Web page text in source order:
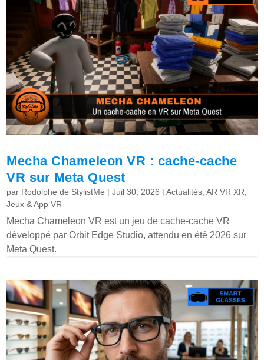
Mecha Chameleon VR : cache-cache
VR sur Meta Quest
par Rodolphe de StylistMe |Juil 30, 2026 |Actualités ,AR VR XR
Jeux & App VR
Mecha Chameleon VR est un jeu de cache-cache VR
développé par Orbit Edge Studio, attendu en été 2026 sur
Meta Quest.